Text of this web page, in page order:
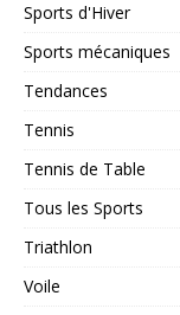
Sports d'Hiver
Sports mécaniques
Tendances
Tennis
Tennis de Table
Tous les Sports
Triathlon
Voile